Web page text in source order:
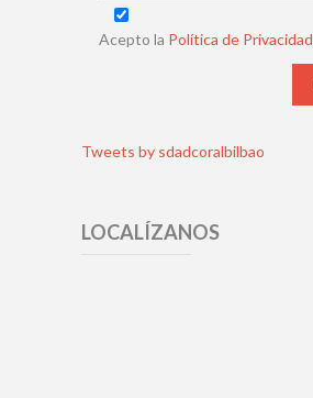
Acepto la Política de Privacidad
Tweets by sdadcoralbilbao
LOCALÍZANOS